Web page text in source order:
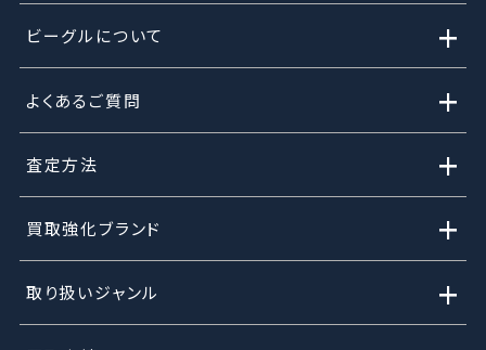
ビーグルについて +
よくあるご質問 +
査定方法 +
買取強化ブランド +
取り扱いジャンル +